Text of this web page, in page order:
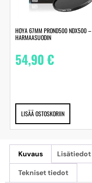
HOYA 67MM PROND500 NDX500 –
HARMAASUODIN
54,90€
LISÄÄ OSTOSKORIIN
Kuvaus Lisätiedot
Tekniset tiedot